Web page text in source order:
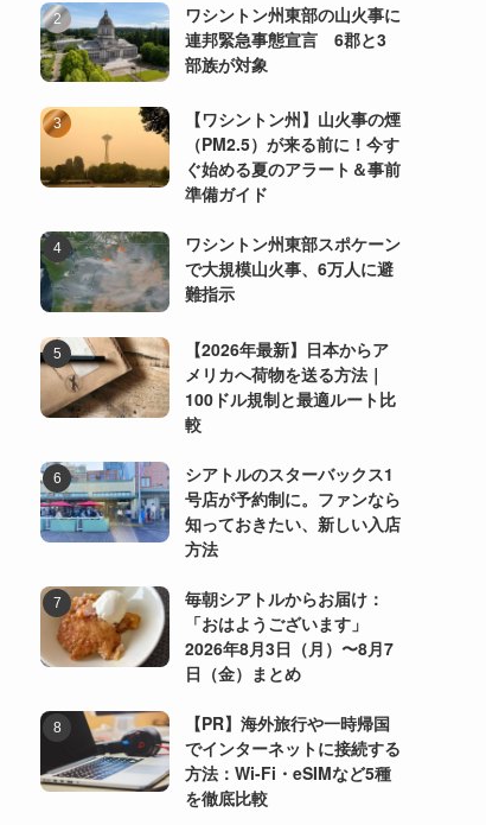
ワシントン州東部の山火事に
連邦緊急事態宣言 6郡と3
部族が対象
【ワシントン州】山火事の煙
（PM2.5）が来る前に！今す
ぐ始める夏のアラート＆事前
準備ガイド
ワシントン州東部スポケーン
で大規模山火事、6万人に避
難指示
【2026年最新】日本からア
メリカへ荷物を送る方法｜
100ドル規制と最適ルート比
較
シアトルのスターバックス1
号店が予約制に。ファンなら
知っておきたい、新しい入店
方法
毎朝シアトルからお届け：
「おはようございます」
2026年8月3日（月）〜8月7
日（金）まとめ
【PR】海外旅行や一時帰国
でインターネットに接続する
方法：Wi-Fi・eSIMなど5種
を徹底比較